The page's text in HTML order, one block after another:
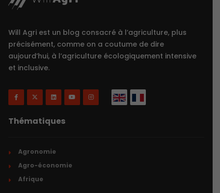
Will Agri est un blog consacré à l’agriculture, plus
précisément, comme on a coutume de dire
aujourd’hui, à l’agriculture écologiquement intensive
et inclusive.
Thématiques
Agronomie
Agro-économie
Afrique